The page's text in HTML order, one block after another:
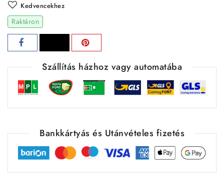
Kedvencekhez
Raktáron
Szállítás házhoz vagy automatába
Bankkártyás és Utánvételes fizetés